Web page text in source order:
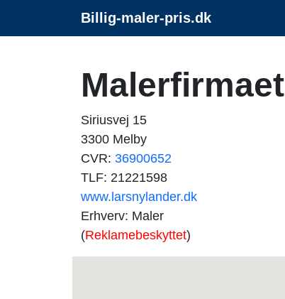
Billig-maler-pris.dk
Siriusvej 15
3300 Melby
CVR: 36900652
TLF: 21221598
www.larsnylander.dk
Erhverv: Maler
(Reklamebeskyttet)